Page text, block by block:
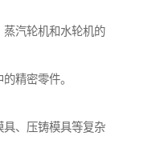
汽轮机和水轮机的
精密零件。
、压铸模具等复杂